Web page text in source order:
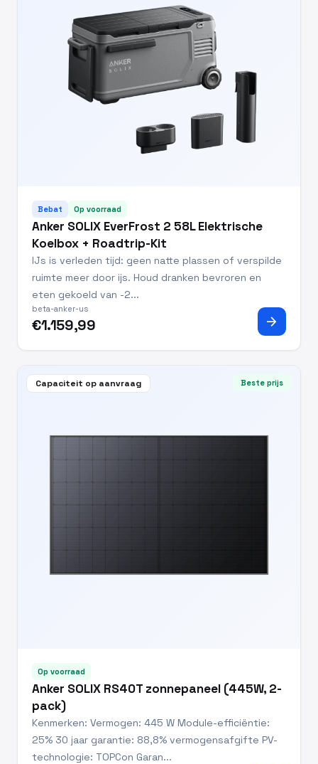
Bebat Op voorraad
Anker SOLIX EverFrost 2 58L Elektrische
Koelbox + Roadtrip-Kit
IJs is verleden tijd: geen natte plassen of verspilde
ruimte meer door ijs. Houd dranken bevroren en
eten gekoeld van -2...
beta-anker-us
€1.159,99 arrow_forward
Capaciteit op aanvraag Beste prijs
Op voorraad
Anker SOLIX RS40T zonnepaneel (445W, 2-
pack)
Kenmerken: Vermogen: 445 W Module-efficiëntie:
25% 30 jaar garantie: 88,8% vermogensafgifte PV-
technologie: TOPCon Garan...